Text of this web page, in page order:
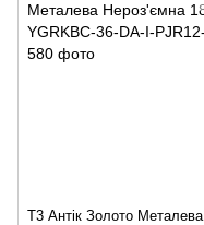
Т3 Антік Золото Металева